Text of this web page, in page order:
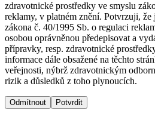
Dialyzační střediska​
B. Braun Avitum poskytuje
svých střediscích v České
dozvíte na stránkách jednotlivých
Objevte své kariérní příležitosti
práce​ pro zajímavé pozice.​
Kontakt
zdravotnické prostředky ve smyslu
reklamy, v platném znění. Potvrzuji, že
zákona č. 40/1995 Sb. o regulaci
osobou oprávněnou předepisovat a
přípravky, resp. zdravotnické
informace dále obsažené na těchto
veřejnosti, nýbrž zdravotnickým
rizik a důsledků z toho plynoucích.
Odmítnout Potvrdit